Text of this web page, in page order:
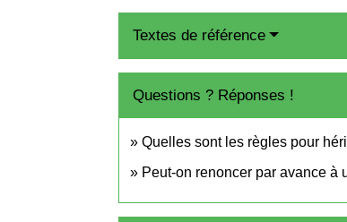
Textes de référence
Questions ? Réponses !
Quelles sont les règles pour
Peut-on renoncer par avance à